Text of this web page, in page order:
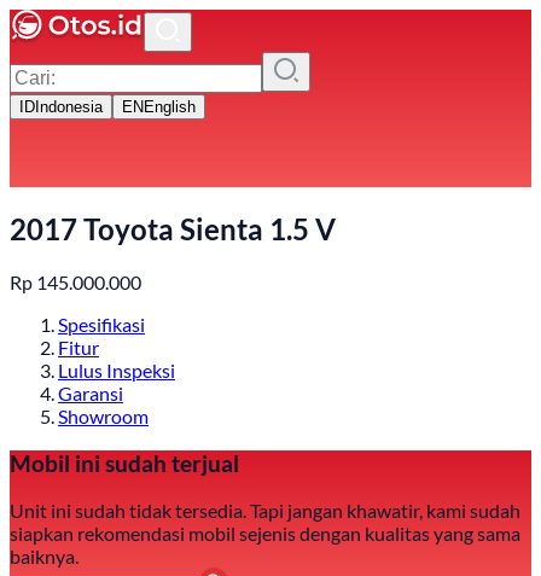
ID Indonesia EN English
2017 Toyota Sienta 1.5 V
Rp 145.000.000
Spesifikasi
Fitur
Lulus Inspeksi
Garansi
Showroom
Mobil ini sudah terjual
Unit ini sudah tidak tersedia. Tapi jangan khawatir, kami sudah
siapkan rekomendasi mobil sejenis dengan kualitas yang sama
baiknya.